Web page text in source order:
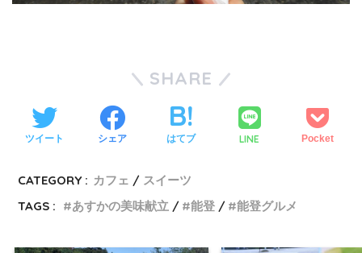
SHARE
ツイート シェア はてブ LINE Pocket
CATEGORY : カフェ
スイーツ
TAGS :
あすかの美味献立 能登 能登グルメ